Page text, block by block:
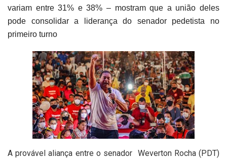
variam entre 31% e 38% – mostram que a união deles
pode consolidar a liderança do senador pedetista no
primeiro turno
A provável aliança entre o senador Weverton Rocha (PDT)